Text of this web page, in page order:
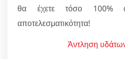
θα έχετε τόσο 100%
αποτελεσματικότητα!
Άντληση